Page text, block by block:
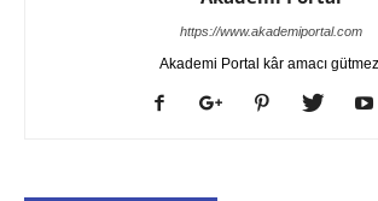
https://www.akademiportal.com
Akademi Portal kâr amacı